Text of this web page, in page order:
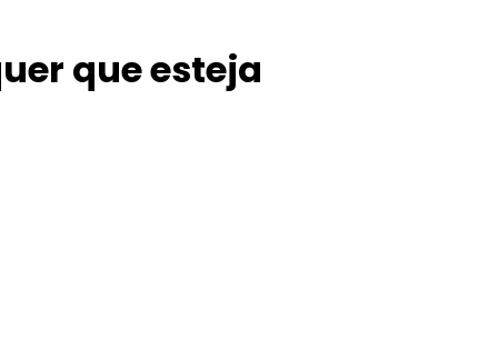
que esteja